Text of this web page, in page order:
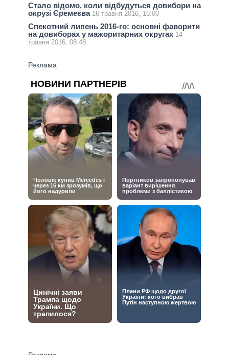
Стало відомо, коли відбудуться довибори на
окрузі Єремеєва 16 травня 2016, 16:00
Спекотний липень 2016-го: основні фаворити
на довиборах у мажоритарних округах 14
травня 2016, 08:48